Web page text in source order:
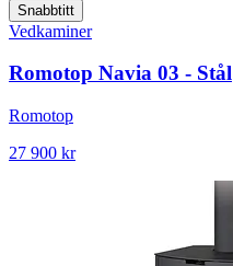
Snabbtitt
Vedkaminer
Romotop Navia 03 - Stål
Romotop
27 900 kr